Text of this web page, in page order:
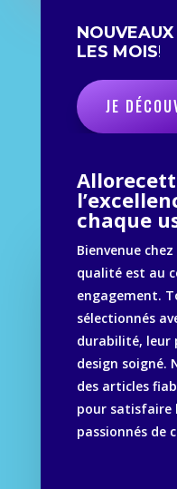
LES MOIS!
JE
chaque
Bienvenue chez
qualité est au
engagement.
sélectionnés
durabilité, leur
design soigné.
des articles
pour satisfaire
passionnés de